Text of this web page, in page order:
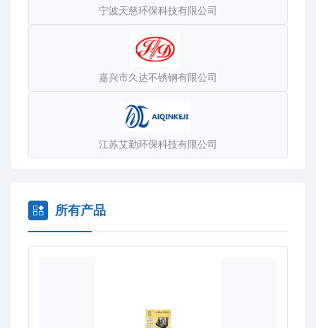
宁波天慈环保科技有限公司
嘉兴市久达不锈钢有限公司
江苏艾勤环保科技有限公司
所有产品